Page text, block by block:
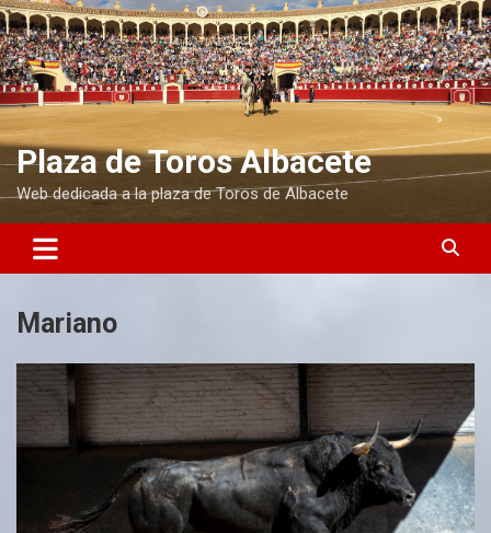
S
a
l
t
a
a
l
c
Plaza de Toros Albacete
Web dedicada a la plaza de Toros de Albacete
Mariano